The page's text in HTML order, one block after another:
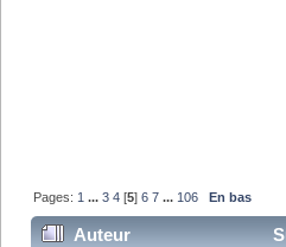
Pages: 1 ...3 4 [5]6 7 ... 106 En bas
Auteur